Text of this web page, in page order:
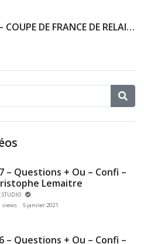
4X400M – FINALE – TCM – COUPE DE FRANCE DE RELAIS – 14/10/2018 – OBERNAI
– Questions + Ou – Confi –
Lemaitre
STUDIO
views
5 janvier 2021
– Questions + Ou – Confi –